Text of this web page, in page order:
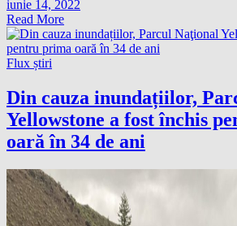
iunie 14, 2022
Read More
Flux știri
Din cauza inundațiilor,
Yellowstone a fost închis
oară în 34 de ani